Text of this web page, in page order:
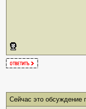
Сейчас это обсуждение